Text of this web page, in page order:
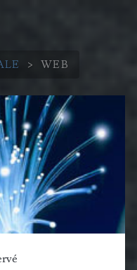
> WEB
span>